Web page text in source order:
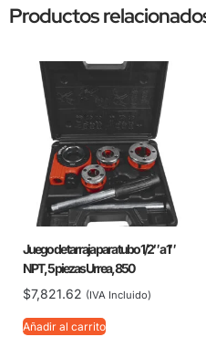
Productos
Juego de tarraja para tubo 1/2″ a 1″
NPT, 5 piezas Urrea, 850
$7,821.62 (IVA Incluido)
Añadir al carrito